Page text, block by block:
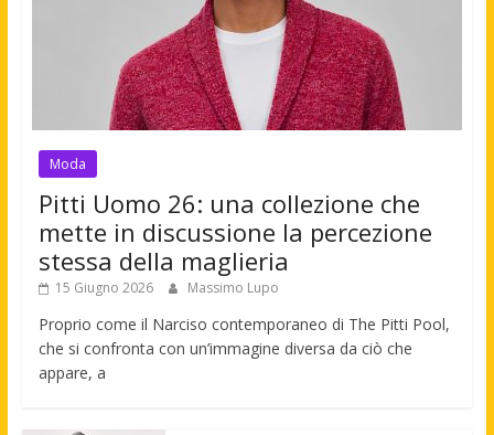
Moda
Pitti Uomo 26: una collezione che
mette in discussione la percezione
stessa della maglieria
15 Giugno 2026 Massimo Lupo
Proprio come il Narciso contemporaneo di The Pitti Pool,
che si confronta con un’immagine diversa da ciò che
appare, a